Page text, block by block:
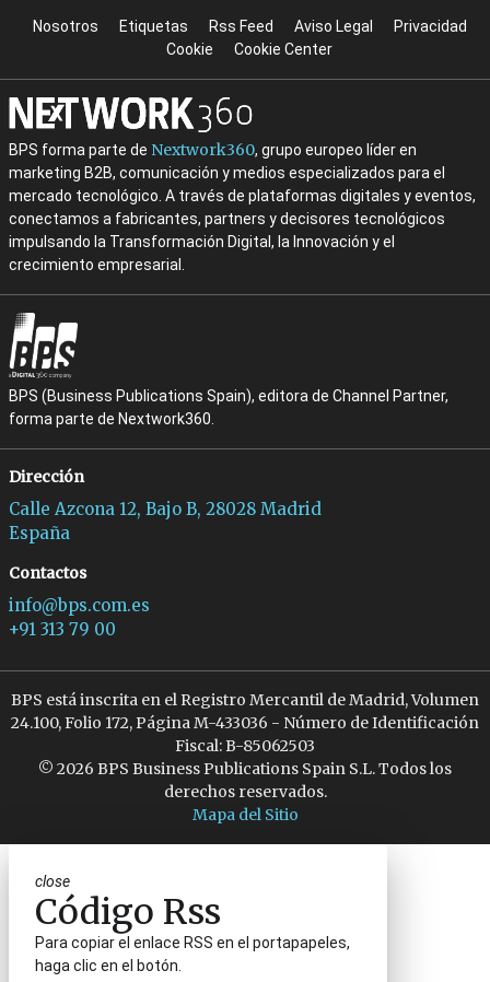
Nosotros Etiquetas Rss Feed Aviso Legal
Privacidad
Cookie
Cookie Center
BPS forma parte de Nextwork360, grupo europeo líder en
marketing B2B, comunicación y medios especializados para el
mercado tecnológico. A través de plataformas digitales y eventos,
conectamos a fabricantes, partners y decisores tecnológicos
impulsando la Transformación Digital, la Innovación y el
crecimiento empresarial.
BPS (Business Publications Spain), editora de Channel Partner,
forma parte de Nextwork360.
Dirección
Calle Azcona 12, Bajo B, 28028 Madrid
España
Contactos
info@bps.com.es
+91 313 79 00
BPS está inscrita en el Registro Mercantil de Madrid, Volumen
24.100, Folio 172, Página M-433036 - Número de Identificación
Fiscal: B-85062503
© 2026 BPS Business Publications Spain S.L. Todos los
derechos reservados.
Mapa del Sitio
close
Código Rss
Para copiar el enlace RSS en el portapapeles,
haga clic en el botón.